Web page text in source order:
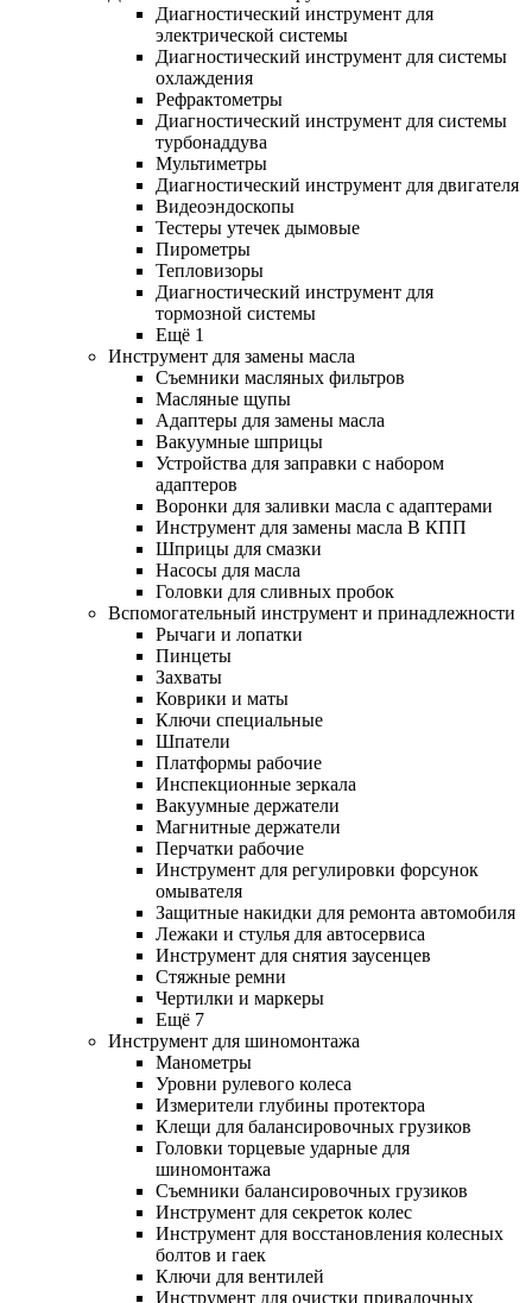
Диагностический инструмент для
электрической системы
Диагностический инструмент для системы
охлаждения
Рефрактометры
Диагностический инструмент для системы
турбонаддува
Мультиметры
Диагностический инструмент для двигателя
Видеоэндоскопы
Тестеры утечек дымовые
Пирометры
Тепловизоры
Диагностический инструмент для
тормозной системы
Ещё 1
Инструмент для замены масла
Съемники масляных фильтров
Масляные щупы
Адаптеры для замены масла
Вакуумные шприцы
Устройства для заправки с набором
адаптеров
Воронки для заливки масла с адаптерами
Инструмент для замены масла В КПП
Шприцы для смазки
Насосы для масла
Головки для сливных пробок
Вспомогательный инструмент и принадлежности
Рычаги и лопатки
Пинцеты
Захваты
Коврики и маты
Ключи специальные
Шпатели
Платформы рабочие
Инспекционные зеркала
Вакуумные держатели
Магнитные держатели
Перчатки рабочие
Инструмент для регулировки форсунок
омывателя
Защитные накидки для ремонта автомобиля
Лежаки и стулья для автосервиса
Инструмент для снятия заусенцев
Стяжные ремни
Чертилки и маркеры
Ещё 7
Инструмент для шиномонтажа
Манометры
Уровни рулевого колеса
Измерители глубины протектора
Клещи для балансировочных грузиков
Головки торцевые ударные для
шиномонтажа
Съемники балансировочных грузиков
Инструмент для секреток колес
Инструмент для восстановления колесных
болтов и гаек
Ключи для вентилей
Инструмент для очистки привалочных